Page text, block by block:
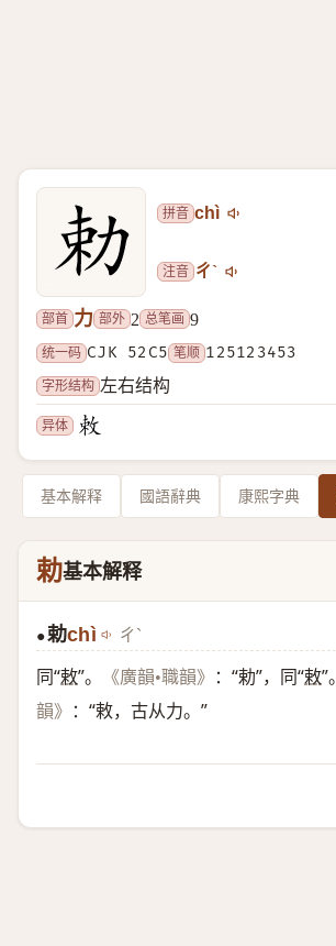
拼音 chì
注音 ㄔˋ
部首 力 部外 2 总笔画 9
统一码 CJK 52C5 笔顺 125123453
字形结构 左右结构
异体
基本解释 國語辭典 康熙字典
勅基本解释
●勅chì ㄔˋ
同“敕”。 《廣韻•職韻》 ：“勅”，同“敕”。
韻》
：“敕，古从力。”